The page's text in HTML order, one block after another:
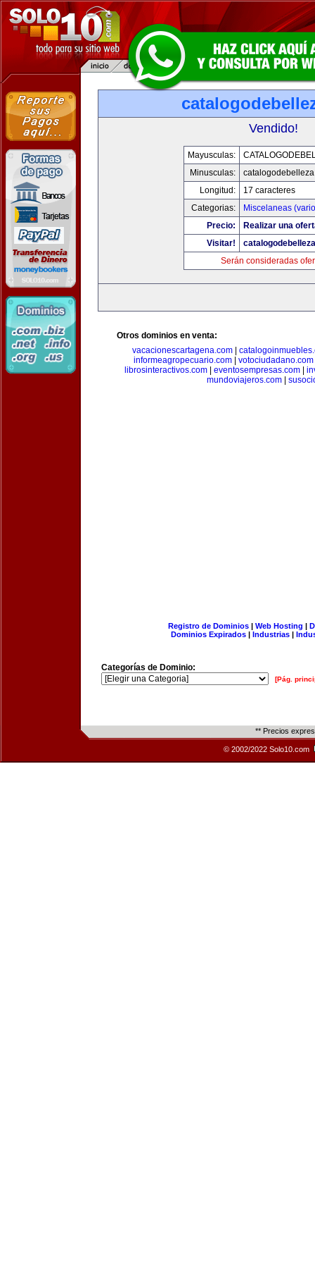
Vendido!
Mayusculas:
Minusculas:
Longitud:
17 caracteres
Categorias:
Miscelaneas
Precio:
Realizar una
Visitar!
Serán consideradas
Otros dominios en venta:
vacacionescartagena.com
informeagropecuario.com| votociudadano.com
librosinteractivos.com| eventosempresas.com|
mundoviajeros.com
Registro de Dominios| Web Hosting |
Dominios Expirados | Industrias |
Categorías de Dominio:
[Pág.
** Precios
© 2002/2022 Solo10.com